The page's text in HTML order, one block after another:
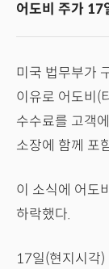
어도비 주가
미국 법무부가
이유로 어도비(
수수료를 고객
소장에 함께 포
이 소식에 어도
하락했다.
17일(현지시각)